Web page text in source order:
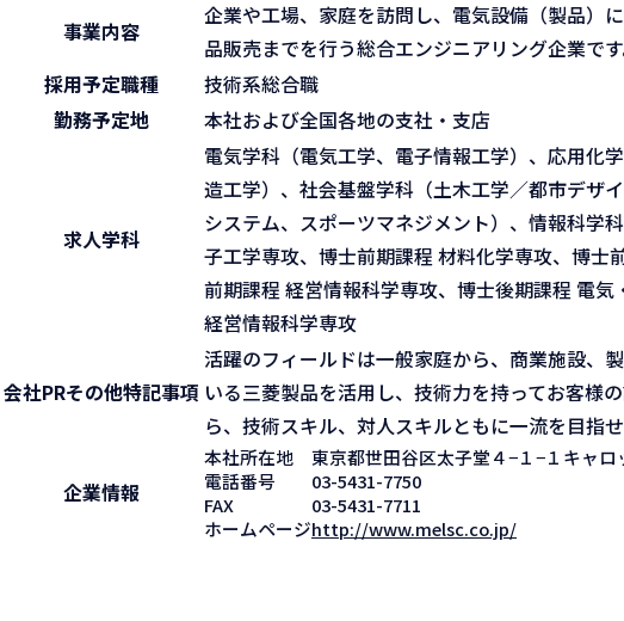
事業内容
企業や工場、家庭を訪問し、電気設備（製品）
品販売までを行う総合エンジニアリング企業です
採用予定職種
技術系総合職
勤務予定地
本社および全国各地の支社・支店
求人学科
電気学科（電気工学、電子情報工学）、応用化
造工学）、社会基盤学科（土木工学／都市デザ
システム、スポーツマネジメント）、情報科学
子工学専攻、博士前期課程 材料化学専攻、博士
前期課程 経営情報科学専攻、博士後期課程 電
経営情報科学専攻
会社PRその他特記事項
活躍のフィールドは一般家庭から、商業施設、
いる三菱製品を活用し、技術力を持ってお客様
ら、技術スキル、対人スキルともに一流を目指せ
企業情報
本社所在地
東京都世田谷区太子堂４−１−１キャ
電話番号
03-5431-7750
FAX
03-5431-7711
ホームページhttp://www.melsc.co.jp/